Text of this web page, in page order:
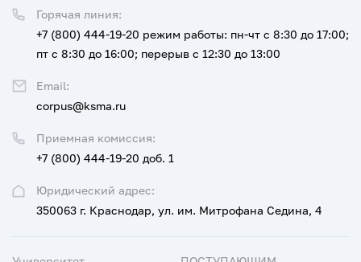
Юридический адрес:
350063 г. Краснодар, ул. им. Митрофана Седина, 4
Приемная комиссия:
+7 (800) 444-19-20 доб. 1
Горячая линия:
+7 (800) 444-19-20 режим работы: пн-чт с 8:30 до 17:00;
пт с 8:30 до 16:00; перерыв с 12:30 до 13:00
Email:
corpus@ksma.ru